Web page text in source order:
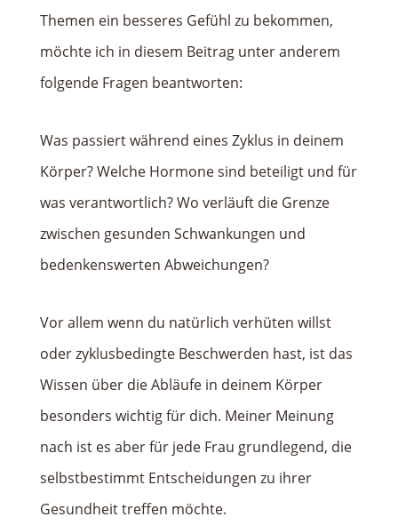
Themen ein besseres Gefühl zu bekommen,
möchte ich in diesem Beitrag unter anderem
folgende Fragen beantworten:
Was passiert während eines Zyklus in deinem
Körper? Welche Hormone sind beteiligt und für
was verantwortlich? Wo verläuft die Grenze
zwischen gesunden Schwankungen und
bedenkenswerten Abweichungen?
Vor allem wenn du natürlich verhüten willst
oder zyklusbedingte Beschwerden hast, ist das
Wissen über die Abläufe in deinem Körper
besonders wichtig für dich. Meiner Meinung
nach ist es aber für jede Frau grundlegend, die
selbstbestimmt Entscheidungen zu ihrer
Gesundheit treffen möchte.